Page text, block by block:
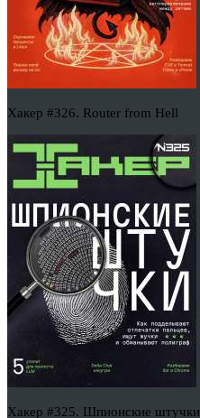
Хакер #326. Router from Hell
Хакер #325. Шпионские штучки